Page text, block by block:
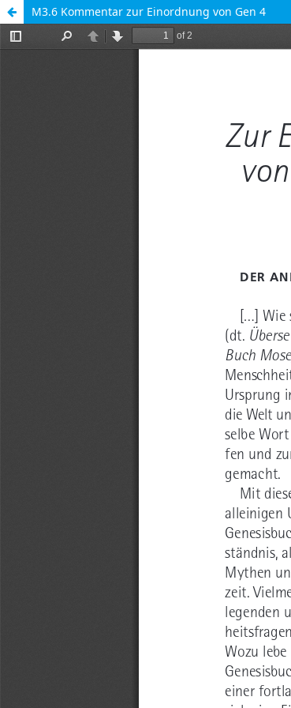
M3.6 Kommentar zur Einordnung von Gen 4